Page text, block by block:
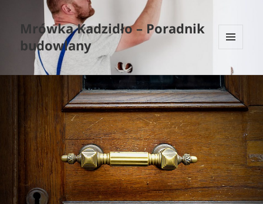
Mrówka Kadzidło – Poradnik
budowlany
WIDGETY